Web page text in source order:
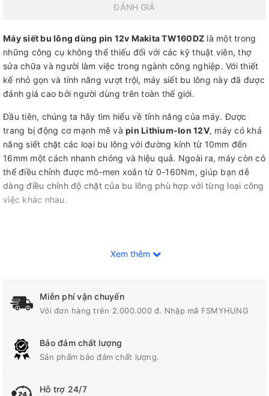
ĐÁNH GIÁ
Máy siết bu lông dùng pin 12v Makita TW160DZ là một trong
những công cụ không thể thiếu đối với các kỹ thuật viên, thợ
sửa chữa và người làm việc trong ngành công nghiệp. Với thiết
kế nhỏ gọn và tính năng vượt trội, máy siết bu lông này đã được
đánh giá cao bởi người dùng trên toàn thế giới.
Đầu tiên, chúng ta hãy tìm hiểu về tính năng của máy. Được
trang bị động cơ mạnh mẽ và pin Lithium-Ion 12V, máy có khả
năng siết chặt các loại bu lông với đường kính từ 10mm đến
16mm một cách nhanh chóng và hiệu quả. Ngoài ra, máy còn có
thể điều chỉnh được mô-men xoắn từ 0-160Nm, giúp bạn dễ
dàng điều chỉnh độ chặt của bu lông phù hợp với từng loại công
việc khác nhau.
động. Với kích thước nhỏ gọn và trọng lượng chỉ khoảng 1,5kg,
những người làm việc trong các công trình xây dựng hoặc
những nơi không có nguồn điện.
Máy siết bu lông dùng pin 12v Makita TW160DZ
trang bị nhiều tính năng thông minh giúp tăng hiệu quả và tiết
kiệm thời gian cho người dùng. Với chế độ siết bu lông tự động,
chỉnh mô-men xoắn phù hợp để tránh làm hỏng hoặc gãy bu
Xem thêm
Miễn phí vận chuyển
Với đơn hàng trên 2.000.000 đ. Nhập mã FSMYHUNG
Bảo đảm chất lượng
Sản phẩm bảo đảm chất lượng.
Hỗ trợ 24/7